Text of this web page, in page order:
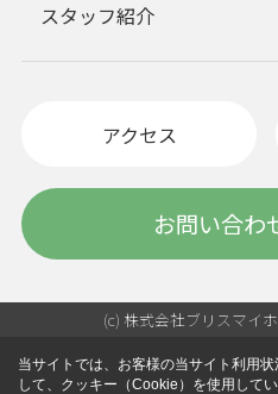
スタッフ紹介
アクセス
お問い合わ
(c) 株式会社ブリスマイ
当サイトでは、お客様の当サイト利用
して、クッキー（Cookie）を使用してい